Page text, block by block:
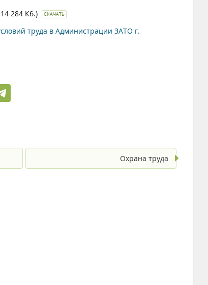
284 Кб.) СКАЧАТЬ
труда в Администрации ЗАТО г.
Охрана труда